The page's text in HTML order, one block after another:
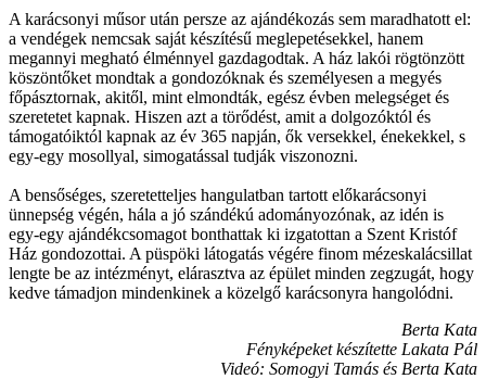
A karácsonyi műsor után persze az ajándékozás sem maradhatott el:
a vendégek nemcsak saját készítésű meglepetésekkel, hanem
megannyi megható élménnyel gazdagodtak. A ház lakói rögtönzött
köszöntőket mondtak a gondozóknak és személyesen a megyés
főpásztornak, akitől, mint elmondták, egész évben melegséget és
szeretetet kapnak. Hiszen azt a törődést, amit a dolgozóktól és
támogatóiktól kapnak az év 365 napján, ők versekkel, énekekkel, s
egy-egy mosollyal, simogatással tudják viszonozni.
A bensőséges, szeretetteljes hangulatban tartott előkarácsonyi
ünnepség végén, hála a jó szándékú adományozónak, az idén is
egy-egy ajándékcsomagot bonthattak ki izgatottan a Szent Kristóf
Ház gondozottai. A püspöki látogatás végére finom mézeskalácsillat
lengte be az intézményt, elárasztva az épület minden zegzugát, hogy
kedve támadjon mindenkinek a közelgő karácsonyra hangolódni.
Berta Kata
Fényképeket készítette Lakata Pál
Videó: Somogyi Tamás és Berta Kata